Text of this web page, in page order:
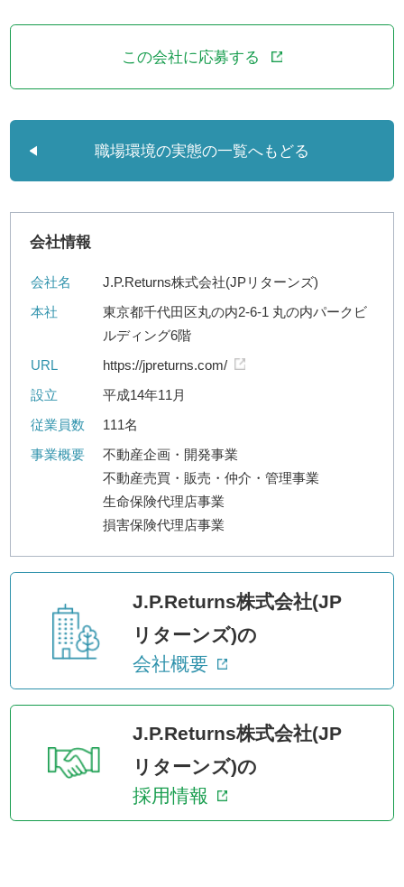
この会社に応募する
職場環境の実態の一覧へもどる
会社情報
会社名
J.P.Returns株式会社(JPリターンズ)
本社
東京都千代田区丸の内2-6-1 丸の内パークビ
ルディング6階
URL
https://jpreturns.com/
設立
平成14年11月
従業員数
111名
事業概要
不動産企画・開発事業
不動産売買・販売・仲介・管理事業
生命保険代理店事業
損害保険代理店事業
J.P.Returns株式会社(JP
リターンズ)の
会社概要
J.P.Returns株式会社(JP
リターンズ)の
採用情報